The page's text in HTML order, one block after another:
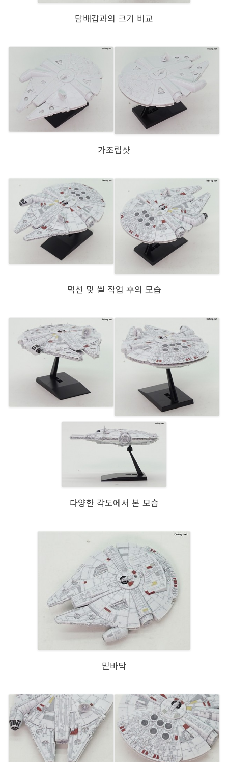
담배갑과의 크기 비교
가조립샷
먹선 및 씰 작업 후의 모습
다양한 각도에서 본 모습
밑바닥